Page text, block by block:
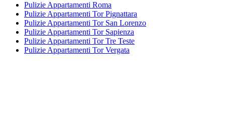
Pulizie Appartamenti Roma
Pulizie Appartamenti Tor Pignattara
Pulizie Appartamenti Tor San Lorenzo
Pulizie Appartamenti Tor Sapienza
Pulizie Appartamenti Tor Tre Teste
Pulizie Appartamenti Tor Vergata